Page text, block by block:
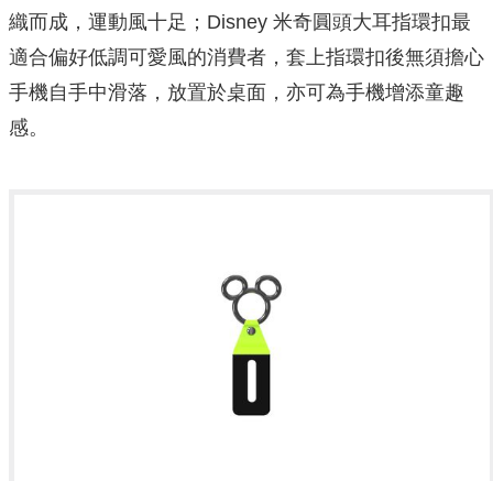
織而成，運動風十足；Disney 米奇圓頭大耳指環扣最
適合偏好低調可愛風的消費者，套上指環扣後無須擔心
手機自手中滑落，放置於桌面， 亦可為手機增添童趣
感。